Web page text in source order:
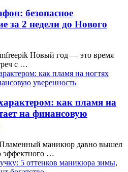
безопасное
за 2 недели до Нового
Новый год — это время
с …
как пламя на
на финансовую
маникюр давно вышел
эффектного …